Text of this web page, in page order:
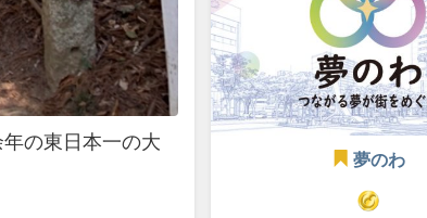
の東日本一の大
夢のわ